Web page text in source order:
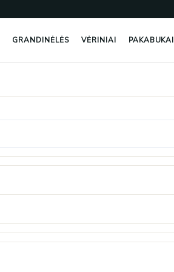
GRANDINĖLĖS VĖRINIAI PAKABUKAI